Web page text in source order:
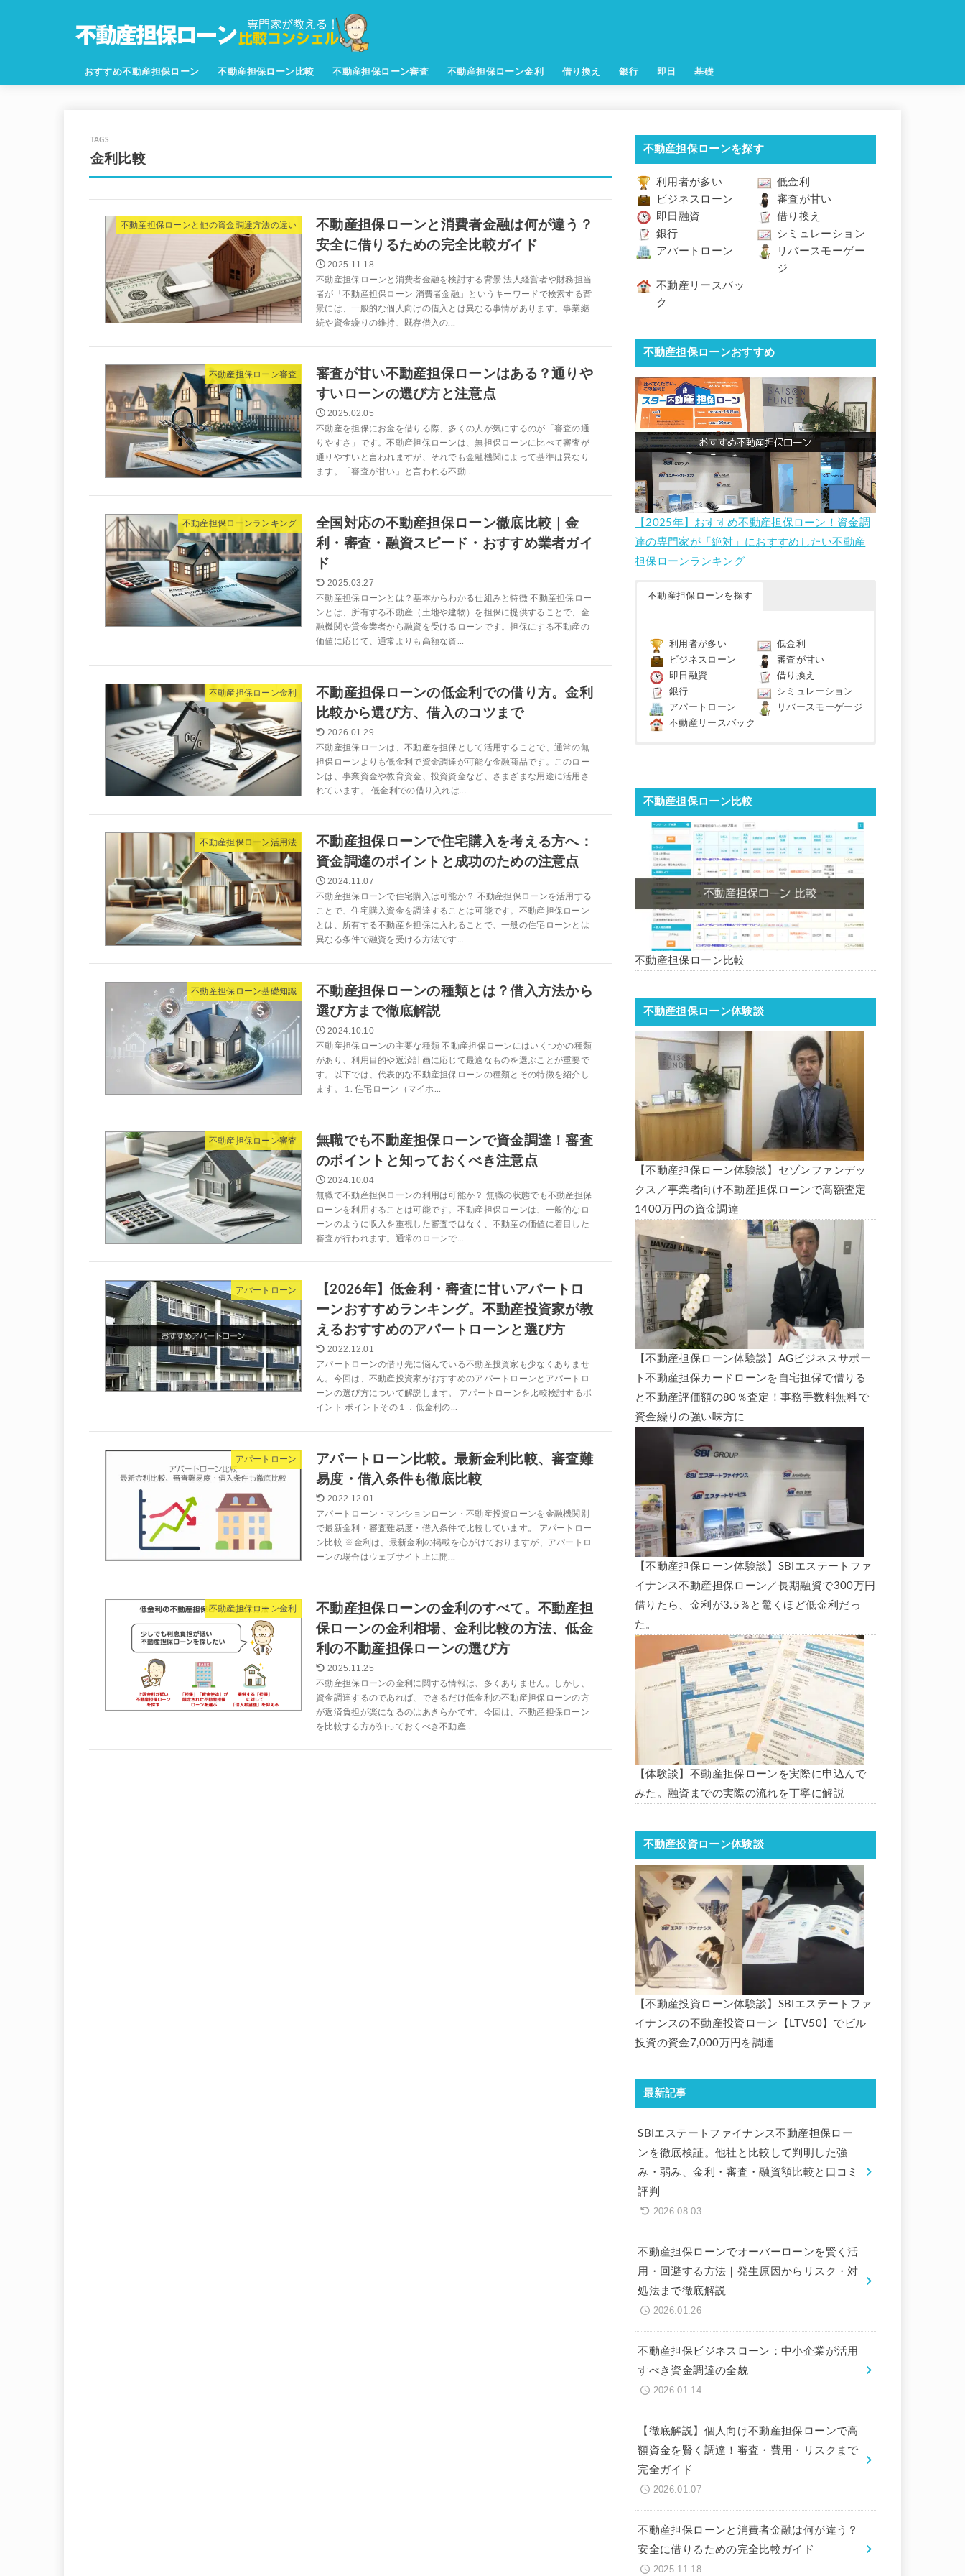
おすすめ不動産担保ローン 不動産担保ローン比較 不動産担保ローン審査 不動産担保ローン金利 借り換え 銀行 即日 基礎
金利比較
不動産担保ローンと他の資金調達方法の違い
不動産担保ローンと消費者金融は何が違う？
安全に借りるための完全比較ガイド
2025.11.18
不動産担保ローンと消費者金融を検討する背景 法人経営者や財務担当
者が「不動産担保ローン 消費者金融」というキーワードで検索する背
景には、一般的な個人向けの借入とは異なる事情があります。事業継
続や資金繰りの維持、既存借入の...
不動産担保ローン審査
審査が甘い不動産担保ローンはある？通りや
すいローンの選び方と注意点
2025.02.05
不動産を担保にお金を借りる際、多くの人が気にするのが「審査の通
りやすさ」です。不動産担保ローンは、無担保ローンに比べて審査が
通りやすいと言われますが、それでも金融機関によって基準は異なり
ます。「審査が甘い」と言われる不動...
不動産担保ローンランキング
全国対応の不動産担保ローン徹底比較｜金
利・審査・融資スピード・おすすめ業者ガイ
ド
2025.03.27
不動産担保ローンとは？基本からわかる仕組みと特徴 不動産担保ロー
ンとは、所有する不動産（土地や建物）を担保に提供することで、金
融機関や貸金業者から融資を受けるローンです。担保にする不動産の
価値に応じて、通常よりも高額な資...
不動産担保ローン金利
不動産担保ローンの低金利での借り方。金利
比較から選び方、借入のコツまで
2026.01.29
不動産担保ローンは、不動産を担保として活用することで、通常の無
担保ローンよりも低金利で資金調達が可能な金融商品です。このロー
ンは、事業資金や教育資金、投資資金など、さまざまな用途に活用さ
れています。 低金利での借り入れは...
不動産担保ローン活用法
不動産担保ローンで住宅購入を考える方へ：
資金調達のポイントと成功のための注意点
2024.11.07
不動産担保ローンで住宅購入は可能か？ 不動産担保ローンを活用する
ことで、住宅購入資金を調達することは可能です。不動産担保ローン
とは、所有する不動産を担保に入れることで、一般の住宅ローンとは
異なる条件で融資を受ける方法です...
不動産担保ローン基礎知識
不動産担保ローンの種類とは？借入方法から
選び方まで徹底解説
2024.10.10
不動産担保ローンの主要な種類 不動産担保ローンにはいくつかの種類
があり、利用目的や返済計画に応じて最適なものを選ぶことが重要で
す。以下では、代表的な不動産担保ローンの種類とその特徴を紹介し
ます。 1. 住宅ローン（マイホ...
不動産担保ローン審査
無職でも不動産担保ローンで資金調達！審査
のポイントと知っておくべき注意点
2024.10.04
無職で不動産担保ローンの利用は可能か？ 無職の状態でも不動産担保
ローンを利用することは可能です。不動産担保ローンは、一般的なロ
ーンのように収入を重視した審査ではなく、不動産の価値に着目した
審査が行われます。通常のローンで...
アパートローン
【2026年】低金利・審査に甘いアパートロ
ーンおすすめランキング。不動産投資家が教
えるおすすめのアパートローンと選び方
2022.12.01
アパートローンの借り先に悩んでいる不動産投資家も少なくありませ
ん。今回は、不動産投資家がおすすめのアパートローンとアパートロ
ーンの選び方について解説します。 アパートローンを比較検討するポ
イント ポイントその１．低金利の...
アパートローン
アパートローン比較。最新金利比較、審査難
易度・借入条件も徹底比較
2022.12.01
アパートローン・マンションローン・不動産投資ローンを金融機関別
で最新金利・審査難易度・借入条件で比較しています。 アパートロー
ン比較 ※金利は、最新金利の掲載を心がけておりますが、アパートロ
ーンの場合はウェブサイト上に開...
不動産担保ローン金利
不動産担保ローンの金利のすべて。不動産担
保ローンの金利相場、金利比較の方法、低金
利の不動産担保ローンの選び方
2025.11.25
不動産担保ローンの金利に関する情報は、多くありません。しかし、
資金調達するのであれば、できるだけ低金利の不動産担保ローンの方
が返済負担が楽になるのはあきらかです。今回は、不動産担保ローン
を比較する方が知っておくべき不動産...
不動産担保ローンを探す
利用者が多い
低金利
ビジネスローン
審査が甘い
即日融資
借り換え
銀行
シミュレーション
アパートローン
リバースモーゲー
ジ
不動産リースバッ
ク
不動産担保ローンおすすめ
【2025年】おすすめ不動産担保ローン！資金調
達の専門家が「絶対」におすすめしたい不動産
担保ローンランキング
不動産担保ローンを探す
利用者が多い
低金利
ビジネスローン
審査が甘い
即日融資
借り換え
銀行
シミュレーション
アパートローン
リバースモーゲージ
不動産リースバック
不動産担保ローン比較
不動産担保ローン比較
不動産担保ローン体験談
【不動産担保ローン体験談】セゾンファンデッ
クス／事業者向け不動産担保ローンで高額査定
1400万円の資金調達
【不動産担保ローン体験談】AGビジネスサポー
ト不動産担保カードローンを自宅担保で借りる
と不動産評価額の80％査定！事務手数料無料で
資金繰りの強い味方に
【不動産担保ローン体験談】SBIエステートファ
イナンス不動産担保ローン／長期融資で300万円
借りたら、金利が3.5％と驚くほど低金利だっ
た。
【体験談】不動産担保ローンを実際に申込んで
みた。融資までの実際の流れを丁寧に解説
不動産投資ローン体験談
【不動産投資ローン体験談】SBIエステートファ
イナンスの不動産投資ローン【LTV50】でビル
投資の資金7,000万円を調達
最新記事
SBIエステートファイナンス不動産担保ロー
ンを徹底検証。他社と比較して判明した強
み・弱み、金利・審査・融資額比較と口コミ
評判
2026.08.03
不動産担保ローンでオーバーローンを賢く活
用・回避する方法｜発生原因からリスク・対
処法まで徹底解説
2026.01.26
不動産担保ビジネスローン：中小企業が活用
すべき資金調達の全貌
2026.01.14
【徹底解説】個人向け不動産担保ローンで高
額資金を賢く調達！審査・費用・リスクまで
完全ガイド
2026.01.07
不動産担保ローンと消費者金融は何が違う？
安全に借りるための完全比較ガイド
2025.11.18